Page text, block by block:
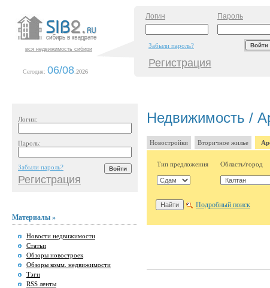
вся недвижимость сибири
Сегодня: 06/08 2026
Логин Пароль
Забыли пароль?
Регистрация
Логин:
Пароль:
Забыли пароль?
Регистрация
Материалы »
Новости недвижимости
Статьи
Обзоры новостроек
Обзоры комм. недвижимости
Тэги
RSS ленты
Недвижимость /
Новостройки Вторичное жилье
Тип предложения Область/город
Подробный поиск